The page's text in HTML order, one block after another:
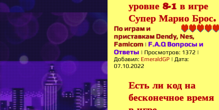
уровне 8-1 в игре
Супер Марио Брос.
По играм и
приставкам Dendy, Nes,
Famicom | F.A.Q Вопросы и
Ответы | Просмотров: 1372 |
Добавил: EmeraldGP | Дата:
07.10.2022
Есть ли код на
бесконечное время